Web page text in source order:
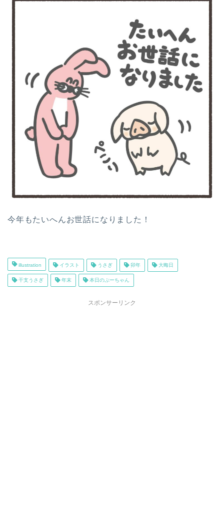
今年もたいへんお世話になりました！
illustration イラスト うさぎ 卯年 大晦日
干支うさぎ 年末 本日のぷーちゃん
スポンサーリンク